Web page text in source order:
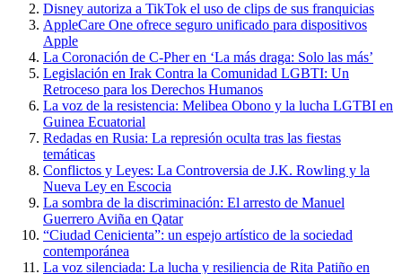
Disney autoriza a TikTok el uso de clips de sus franquicias
AppleCare One ofrece seguro unificado para dispositivos
Apple
La Coronación de C-Pher en ‘La más draga: Solo las más’
Legislación en Irak Contra la Comunidad LGBTI: Un
Retroceso para los Derechos Humanos
La voz de la resistencia: Melibea Obono y la lucha LGTBI en
Guinea Ecuatorial
Redadas en Rusia: La represión oculta tras las fiestas
temáticas
Conflictos y Leyes: La Controversia de J.K. Rowling y la
Nueva Ley en Escocia
La sombra de la discriminación: El arresto de Manuel
Guerrero Aviña en Qatar
“Ciudad Cenicienta”: un espejo artístico de la sociedad
contemporánea
La voz silenciada: La lucha y resiliencia de Rita Patiño en